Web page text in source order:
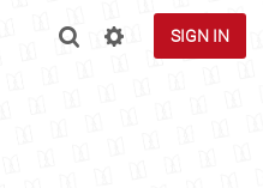
SIGN IN